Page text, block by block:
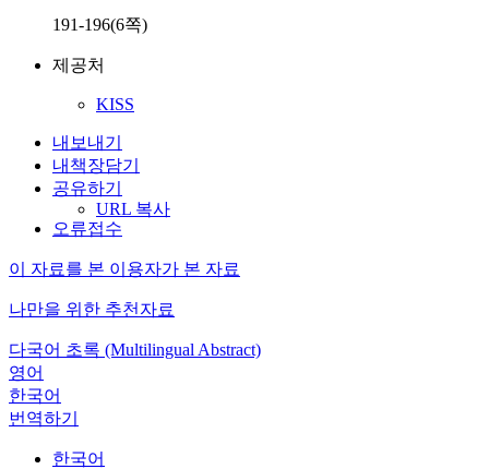
191-196(6쪽)
제공처
KISS
내보내기
내책장담기
공유하기
URL 복사
오류접수
이 자료를 본 이용자가 본 자료
나만을 위한 추천자료
다국어 초록 (Multilingual Abstract)
영어
한국어
번역하기
한국어